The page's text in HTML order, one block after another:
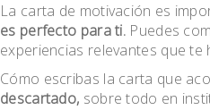
La carta de motivación es
es perfecto para ti. Puedes
experiencias relevantes que te
Cómo escribas la carta que
descartado, sobre todo en